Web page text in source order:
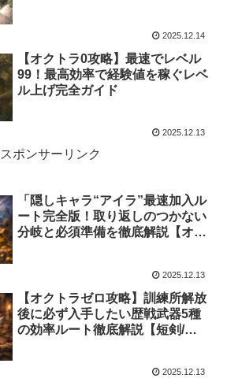
2025.12.14
【オクトラ0攻略】最速でレベル
99！最高効率で経験値を稼ぐレベ
ル上げ完全ガイド
2025.12.13
スポンサーリンク
「隠しキャラ“アイラ”最速加入ル
ート完全版！取り返しのつかない
分岐と必須準備を徹底解説【オク
2025.12.13
【オクトラゼロ攻略】訓練所解放
後に必ず入手したい歴戦武器5種
の効率ルート徹底解説【短剣/剣/
2025.12.13